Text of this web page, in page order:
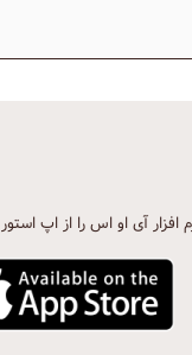
افزار آی او اس را از اپ